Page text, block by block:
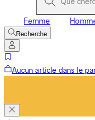
Femme
Recherche
Aucun article dans le